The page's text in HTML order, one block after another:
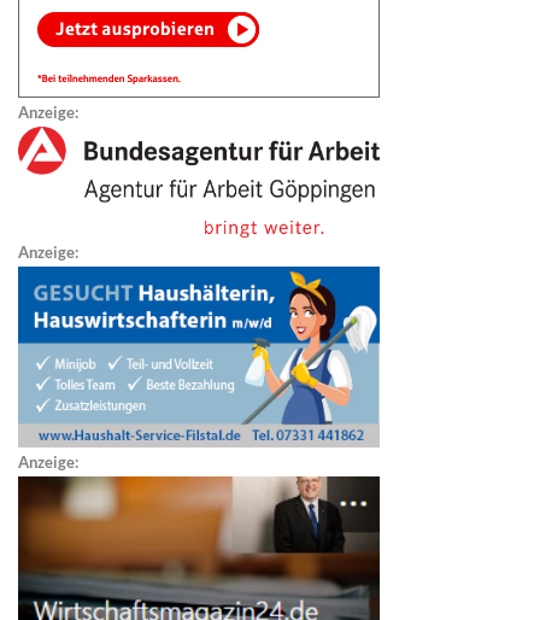
Anzeige:
Anzeige:
Anzeige: